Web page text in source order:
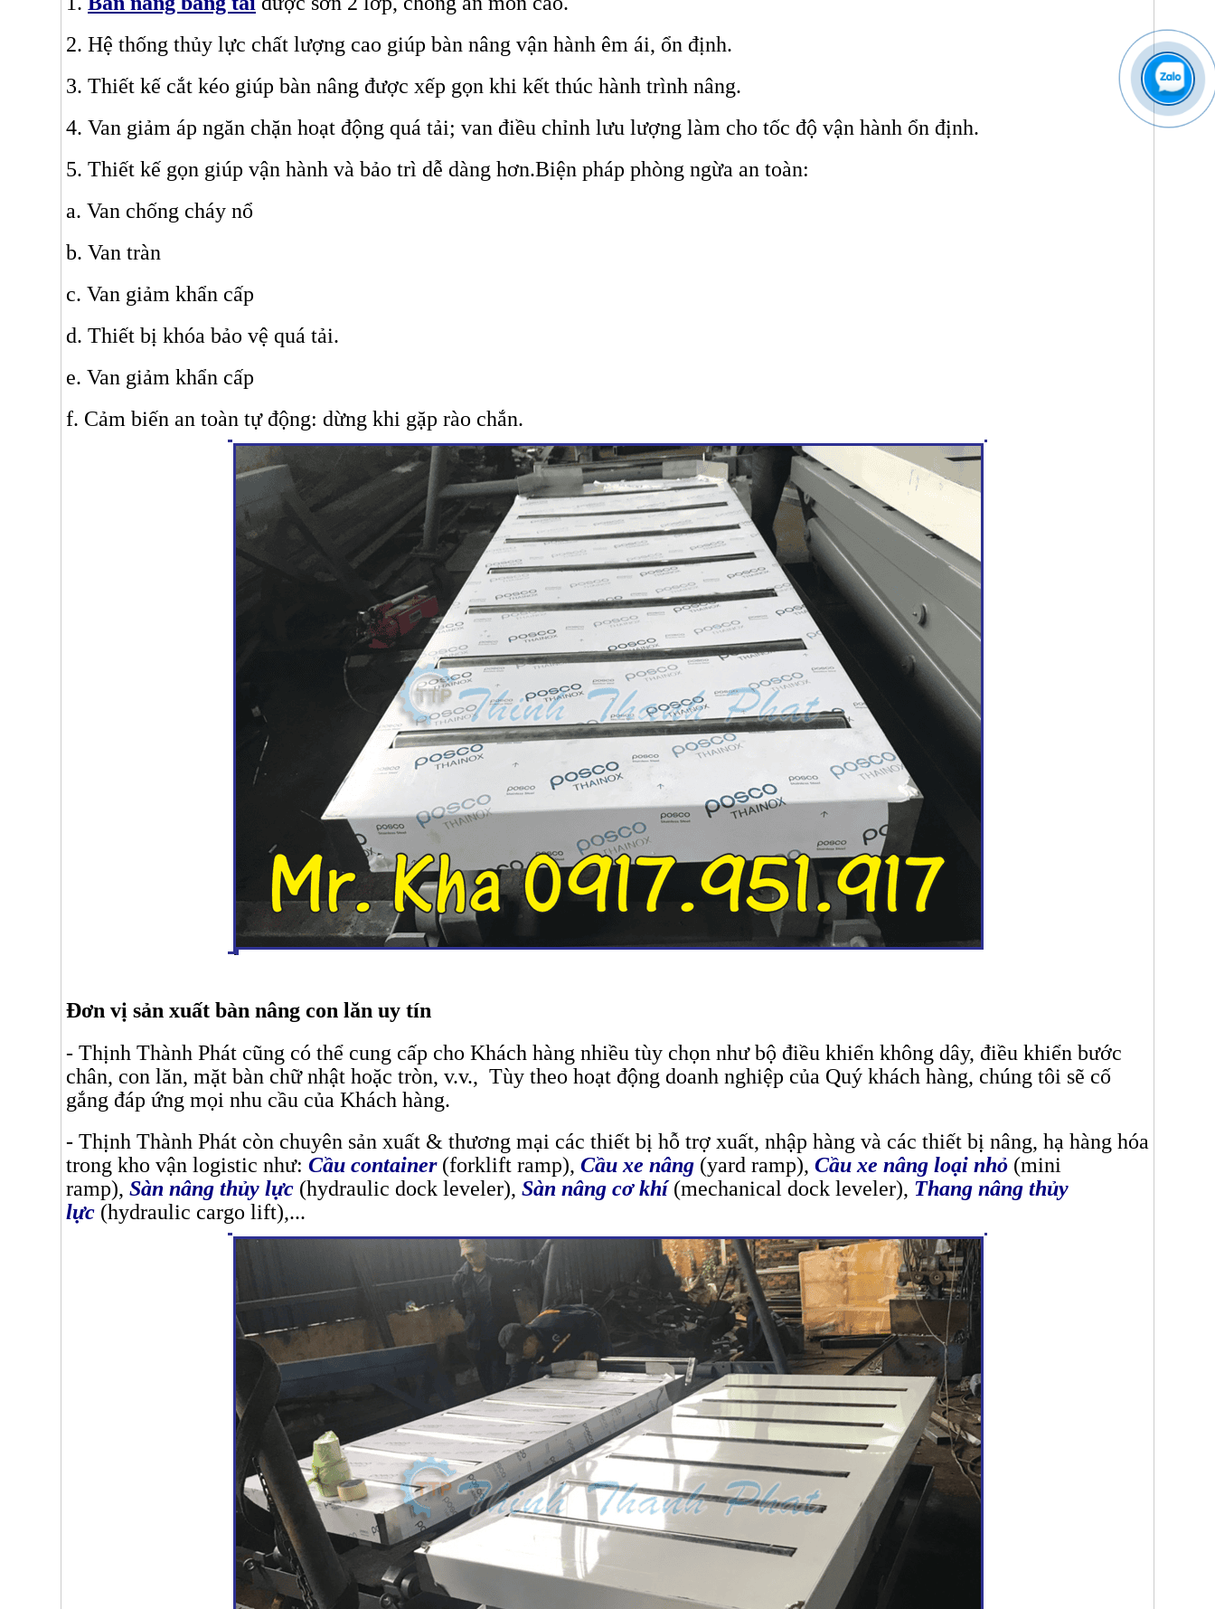
2. Hệ thống thủy lực chất lượng cao giúp bàn nâng vận hành êm ái, ổn định.
3. Thiết kế cắt kéo giúp bàn nâng được xếp gọn khi kết thúc hành trình nâng.
4. Van giảm áp ngăn chặn hoạt động quá tải; van điều chỉnh lưu lượng làm cho tốc độ vận hành ổn định.
5. Thiết kế gọn giúp vận hành và bảo trì dễ dàng hơn.Biện pháp phòng ngừa an toàn:
a. Van chống cháy nổ
b. Van tràn
c. Van giảm khẩn cấp
d. Thiết bị khóa bảo vệ quá tải.
e. Van giảm khẩn cấp
f. Cảm biến an toàn tự động: dừng khi gặp rào chắn.
Đơn vị sản xuất bàn nâng con lăn uy tín
- Thịnh Thành Phát cũng có thể cung cấp cho Khách hàng nhiều tùy chọn như bộ điều khiển không dây, điều khiển bước
chân, con lăn, mặt bàn chữ nhật hoặc tròn, v.v., Tùy theo hoạt động doanh nghiệp của Quý khách hàng, chúng tôi sẽ cố
gắng đáp ứng mọi nhu cầu của Khách hàng.
- Thịnh Thành Phát còn chuyên sản xuất & thương mại các thiết bị hỗ trợ xuất, nhập hàng và các thiết bị nâng, hạ hàng hóa
trong kho vận logistic như: Cầu container(forklift ramp), Cầu xe nâng (yard ramp), Cầu xe nâng loại nhỏ (mini
ramp), Sàn nâng thủy lực (hydraulic dock leveler), Sàn nâng cơ khí(mechanical dock leveler), Thang nâng thủy
lực (hydraulic cargo lift),...